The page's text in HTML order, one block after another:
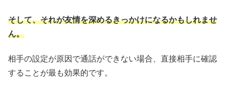
そして、それが友情を深めるきっかけになるかもしれませ
ん。
相手の設定が原因で通話ができない場合、直接相手に確認
することが最も効果的です。